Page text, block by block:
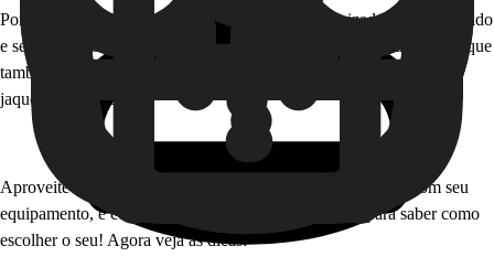
Por isso é tão importante manter o capacete higienizado, bem guardado
e sempre em bom estado de conservação, assim como outras peças que
também ajudam na segurança do entregador, como luvas, botas e
jaquetas corta-vento.
Aproveite que vai aprender sobre os cuidados que deve ter com seu
equipamento, e confira os
para saber como
escolher o seu! Agora veja as dicas: